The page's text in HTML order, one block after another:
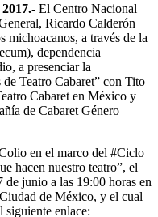
El Centro Nacional
Ricardo Calderón
michoacanos, a través de la
dependencia
a presenciar la
Teatro Cabaret” con Tito
Cabaret en México y
de Cabaret Género
en el marco del #Ciclo
hacen nuestro teatro”, el
junio a las 19:00 horas en
de México, y el cual
siguiente enlace: